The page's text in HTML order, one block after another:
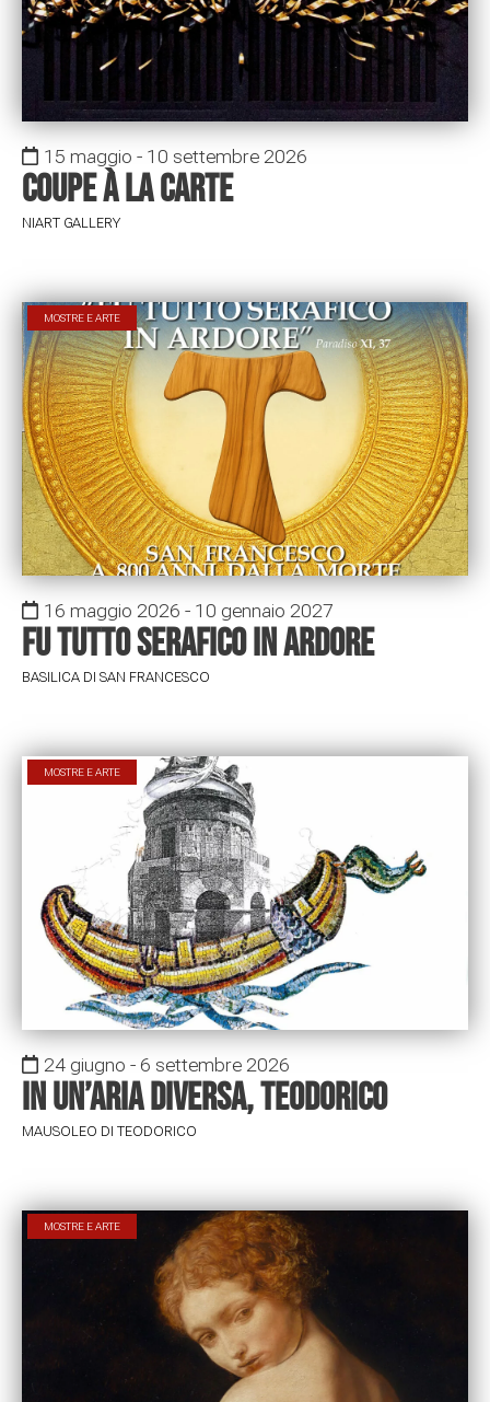
15 maggio - 10 settembre 2026
Coupe à la carte
NIART GALLERY
MOSTRE E ARTE
16 maggio 2026 - 10 gennaio 2027
Fu tutto serafico in ardore
BASILICA DI SAN FRANCESCO
MOSTRE E ARTE
24 giugno - 6 settembre 2026
In un’aria diversa, Teodorico
MAUSOLEO DI TEODORICO
MOSTRE E ARTE